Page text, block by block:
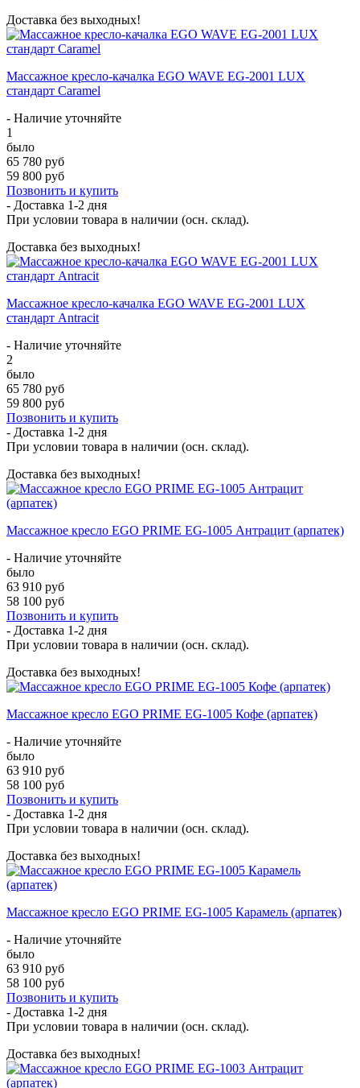
Доставка без выходных!
Массажное кресло-качалка EGO WAVE EG-2001 LUX
стандарт Caramel
- Наличие уточняйте
1
было
65 780 руб
59 800 руб
Позвонить и купить
- Доставка 1-2 дня
При условии товара в наличии (осн. склад).
Доставка без выходных!
Массажное кресло-качалка EGO WAVE EG-2001 LUX
стандарт Antracit
- Наличие уточняйте
2
было
65 780 руб
59 800 руб
Позвонить и купить
- Доставка 1-2 дня
При условии товара в наличии (осн. склад).
Доставка без выходных!
Массажное кресло EGO PRIME EG-1005 Антрацит (арпатек)
- Наличие уточняйте
было
63 910 руб
58 100 руб
Позвонить и купить
- Доставка 1-2 дня
При условии товара в наличии (осн. склад).
Доставка без выходных!
Массажное кресло EGO PRIME EG-1005 Кофе (арпатек)
- Наличие уточняйте
было
63 910 руб
58 100 руб
Позвонить и купить
- Доставка 1-2 дня
При условии товара в наличии (осн. склад).
Доставка без выходных!
Массажное кресло EGO PRIME EG-1005 Карамель (арпатек)
- Наличие уточняйте
было
63 910 руб
58 100 руб
Позвонить и купить
- Доставка 1-2 дня
При условии товара в наличии (осн. склад).
Доставка без выходных!